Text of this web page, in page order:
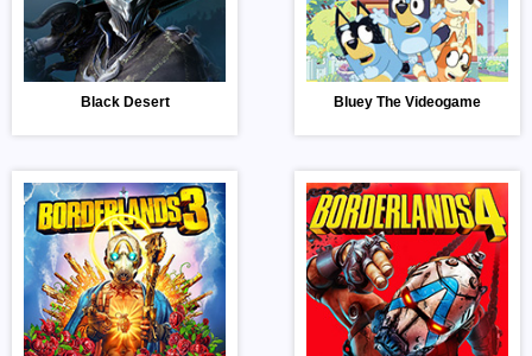
Black Desert Bluey The Videogame